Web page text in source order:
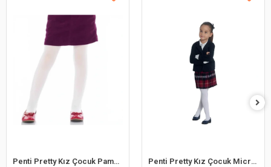
Penti Pretty Kız Çocuk Pamuk Külotlu Çorap Penti Pretty Kız Çocuk Micro 40 Külotlu Çorap